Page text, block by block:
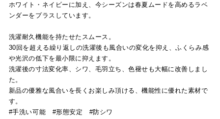
ホワイト・ネイビーに加え、今シーズンは春夏ムードを高めるラベ
ンダーをプラスしています。
洗濯耐久機能を持たせたスムース。
30回を超える繰り返しの洗濯後も風合いの変化を抑え、ふくらみ感
や光沢の低下を最小限に抑えます。
洗濯後の寸法変化率、シワ、毛羽立ち、色褪せも大幅に改善しまし
た。
新品の優雅な風合いを長くお楽しみ頂ける、機能性に優れた素材で
す。
#手洗い可能 #形態安定 #防シワ